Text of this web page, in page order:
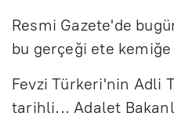
Resmi Gazete'de
bu gerçeği ete
Fevzi Türkeri'nin Adli
tarihli... Adalet